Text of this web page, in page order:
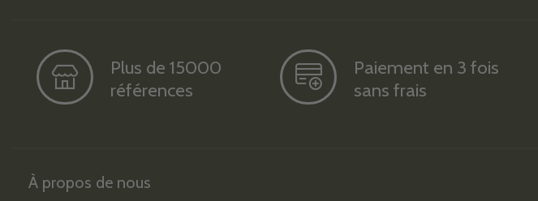
Plus de 15000
références
Paiement en 3 fois
sans frais
À propos de nous